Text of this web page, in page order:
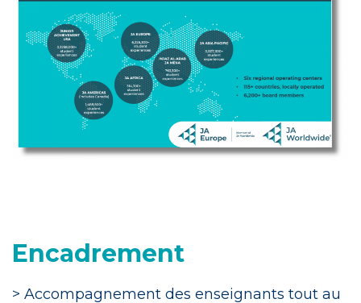
Encadrement
> Accompagnement des enseignants tout au